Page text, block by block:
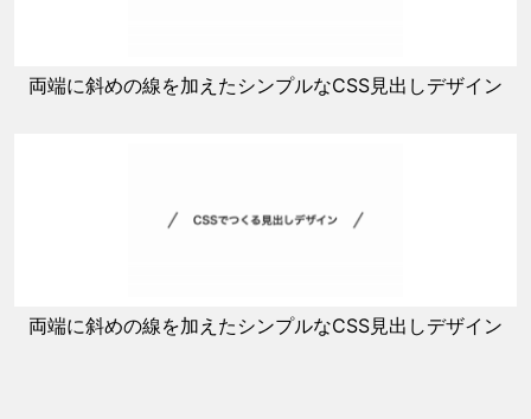
両端に斜めの線を加えたシンプルなCSS見出しデザイン
両端に斜めの線を加えたシンプルなCSS見出しデザイン